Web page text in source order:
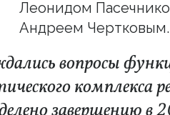
Леонидом
Андреем Чертковым.
вопросы